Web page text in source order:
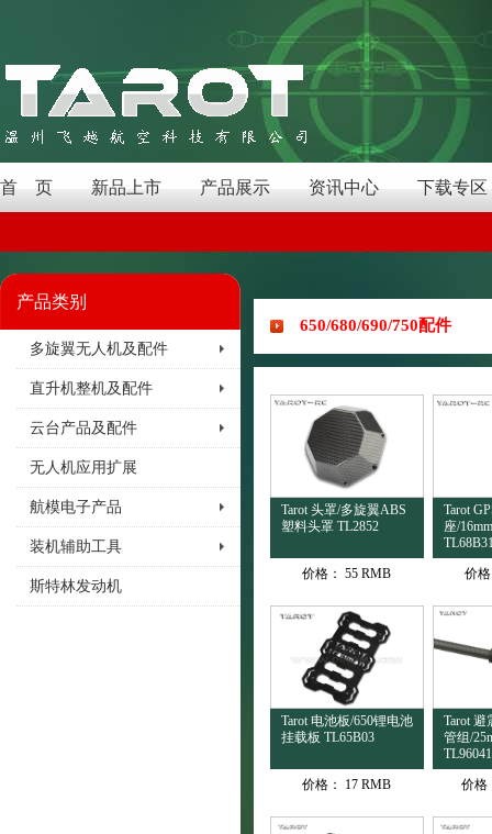
首 页 新品上市 产品展示 资讯中心 下载专区
产品类别
多旋翼无人机及配件
直升机整机及配件
云台产品及配件
无人机应用扩展
航模电子产品
装机辅助工具
斯特林发动机
650/680/690/750配件
Tarot 头罩/多旋翼ABS
塑料头罩 TL2852
价格： 55 RMB
Tarot
座/
价
Tarot 电池板/650锂电池
挂载板 TL65B03
价格： 17 RMB
Tarot
管组/
TL96041
价格